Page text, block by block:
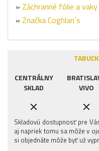
» Záchranné fólie a vaky
» Značka Coghlan´s
CENTRÁLNY
SKLAD
VIVO
Skladovú dostupnosť pre
aj napriek tomu sa môže v
si objednáte môže byť už